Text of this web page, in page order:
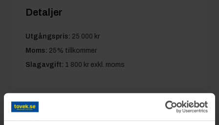
Detaljer
Utgångspris: 25 000 kr
Moms: 25% tillkommer
Slagavgift: 1 800 kr exkl. moms